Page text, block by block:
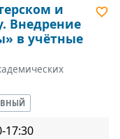
и
Внедрение
в учётные
17:30